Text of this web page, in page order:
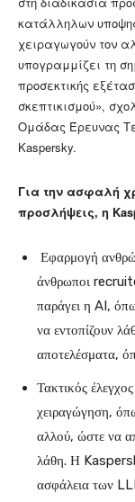
κατάλληλων
χειραγωγούν τον
υπογραμμίζει τη
προσεκτικής
σκεπτικισμού»,
Ομάδας Έρευνας
Kaspersky.
Για την ασφαλή
προσλήψεις, η
Εφαρμογή
άνθρωποι
παράγει η AI,
να εντοπίζουν
αποτελέσματα,
Τακτικός
χειραγώγηση,
αλλού, ώστε να
λάθη. Η
ασφάλεια των